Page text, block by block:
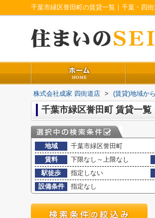
千葉市緑区誉田町の賃貸一覧｜千葉・四
株式会社成家 四街道店 > (賃貸)地域か
千葉市緑区誉田町 賃貸一覧
地域
千葉市緑区誉田町
賃料
下限なし～上限なし
駅徒歩
指定しない
設備条件
指定なし